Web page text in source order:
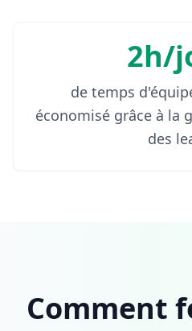
2h/
de temps
économisé grâce à la
des
Comment